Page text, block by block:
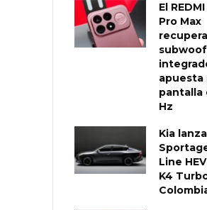
El
Pro Max
apuesta
pantalla
Hz
Kia
Line
K4